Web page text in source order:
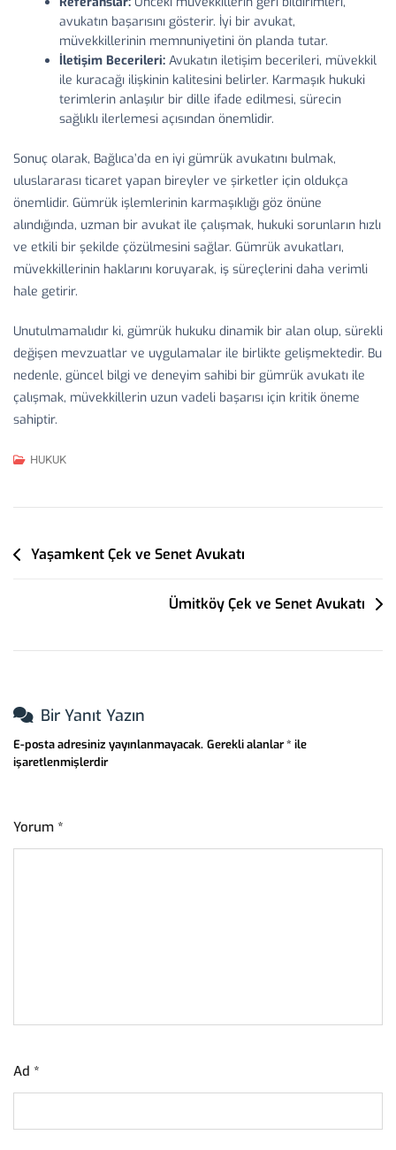
avukatın başarısını gösterir. İyi bir avukat,
müvekkillerinin memnuniyetini ön planda tutar.
İletişim Becerileri: Avukatın iletişim becerileri, müvekkil
ile kuracağı ilişkinin kalitesini belirler. Karmaşık hukuki
terimlerin anlaşılır bir dille ifade edilmesi, sürecin
sağlıklı ilerlemesi açısından önemlidir.
Sonuç olarak, Bağlıca’da en iyi gümrük avukatını bulmak,
uluslararası ticaret yapan bireyler ve şirketler için oldukça
önemlidir. Gümrük işlemlerinin karmaşıklığı göz önüne
alındığında, uzman bir avukat ile çalışmak, hukuki sorunların hızlı
ve etkili bir şekilde çözülmesini sağlar. Gümrük avukatları,
müvekkillerinin haklarını koruyarak, iş süreçlerini daha verimli
hale getirir.
Unutulmamalıdır ki, gümrük hukuku dinamik bir alan olup, sürekli
değişen mevzuatlar ve uygulamalar ile birlikte gelişmektedir. Bu
nedenle, güncel bilgi ve deneyim sahibi bir gümrük avukatı ile
çalışmak, müvekkillerin uzun vadeli başarısı için kritik öneme
sahiptir.
HUKUK
YazıYaşamkent Çek ve Senet Avukatı
Ümitköy Çek ve Senet Avukatı
Bir Yanıt Yazın
E-posta adresiniz yayınlanmayacak. Gerekli alanlar* ile
işaretlenmişlerdir
Yorum *
Ad *